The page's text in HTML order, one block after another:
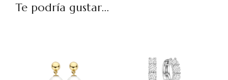
Te podría gustar...